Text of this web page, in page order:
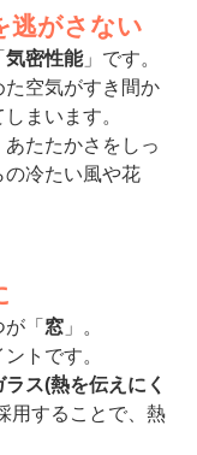
逃がさない
気密性能」です。
空気がすき間か
まいます。
たたかさをしっ
冷たい風や花
「 窓」。
トです。
ス(熱を伝えにく
用することで、熱